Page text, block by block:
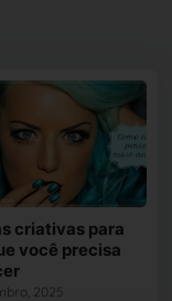
criativas para
você precisa
2025